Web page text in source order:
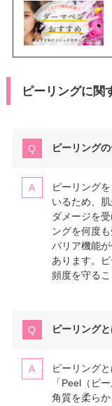
ピーリングに関
ピーリング
ピーリング
いるため、
ダメージを
ングを何度
バリア機能
あります。
頻度を守るこ
ピーリング
ピーリング
「Peel（ピ
角質を柔ら